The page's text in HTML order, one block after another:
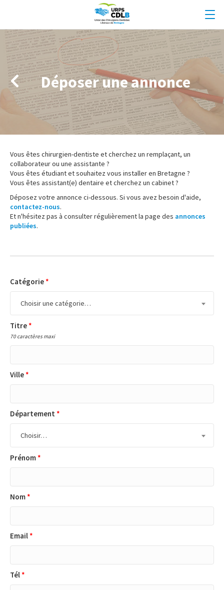
Déposer une annonce
Vous êtes chirurgien-dentiste et cherchez un remplaçant, un
collaborateur ou une assistante ?
Vous êtes étudiant et souhaitez vous installer en Bretagne ?
Vous êtes assistant(e) dentaire et cherchez un cabinet ?
Déposez votre annonce ci-dessous. Si vous avez besoin d'aide,
contactez-nous.
Et n'hésitez pas à consulter régulièrement la page des annonces
publiées.
Catégorie*
Choisir une catégorie…
Titre*
70 caractères maxi
Ville*
Département *
Choisir…
Prénom*
Nom*
Email*
Tél*